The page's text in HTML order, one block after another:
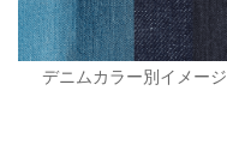
デニムカラー別イメージ